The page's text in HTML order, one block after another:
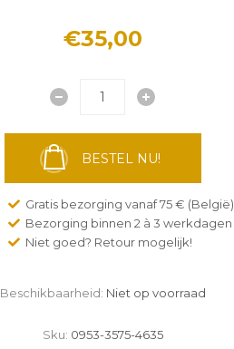
€35,00
BESTEL NU!
Gratis bezorging vanaf 75 € (België)
Bezorging binnen 2 à 3 werkdagen
Niet goed? Retour mogelijk!
Beschikbaarheid: Niet op voorraad
Sku: 0953-3575-4635